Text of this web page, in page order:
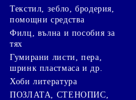
Текстил, зебло, бродерия,
помощни средства
Филц, вълна и пособия за
тях
Гумирани листи, пера,
шринк пластмаса и др.
Хоби литература
ПОЗЛАТА, СТЕНОПИС,